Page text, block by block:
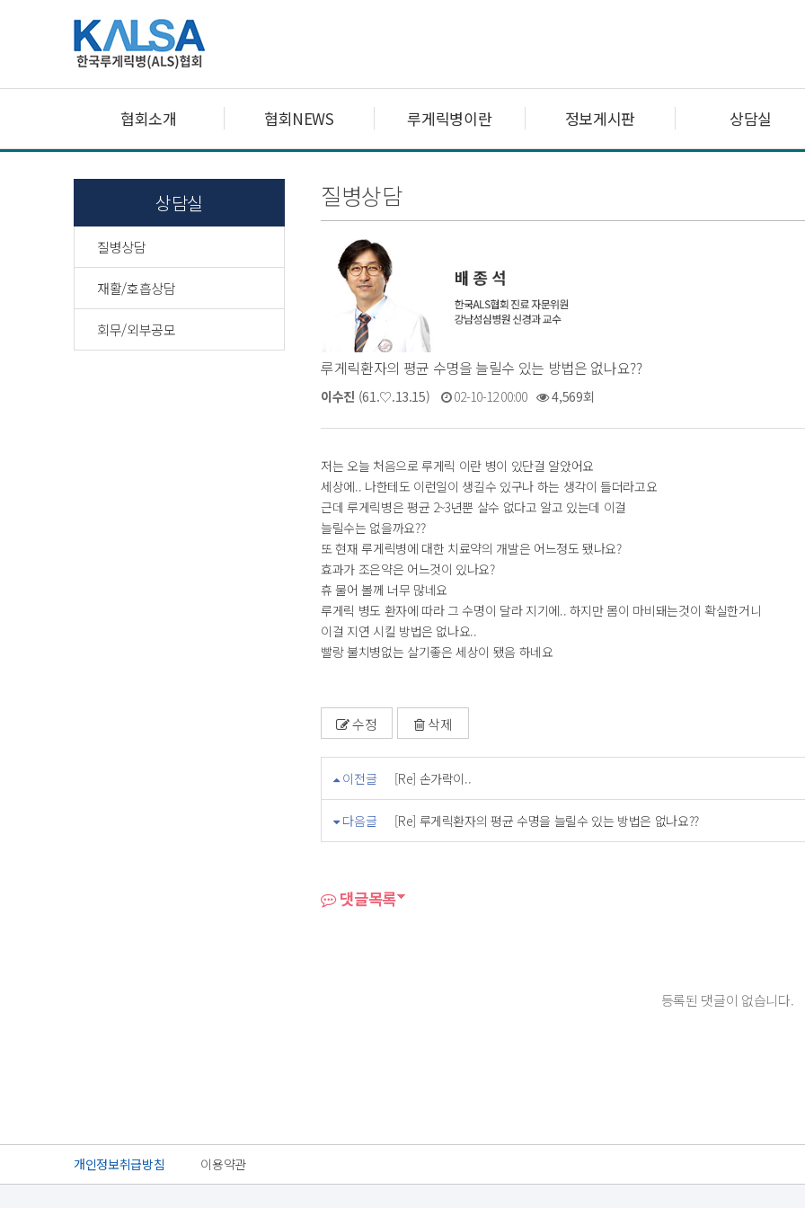
협회소개 협회NEWS 루게릭병이란 정보게시판 상담실
상담실
질병상담
재활/호흡상담
회무/외부공모
질병상담
루게릭환자의 평균 수명을 늘릴수 있는 방법은 없나요??
이수진 (61.♡.13.15) 02-10-12 00:00 4,569회
저는 오늘 처음으로 루게릭 이란 병이 있단걸 알았어요
세상에.. 나한테도 이런일이 생길수 있구나 하는 생각이 들더라고요
근데 루게릭병은 평균 2~3년뿐 살수 없다고 알고 있는데 이걸
늘릴수는 없을까요??
또 현재 루게릭병에 대한 치료약의 개발은 어느정도 됐나요?
효과가 조은약은 어느것이 있나요?
휴 물어 볼께 너무 많네요
루게릭 병도 환자에 따라 그 수명이 달라 지기에.. 하지만 몸이 마비돼는것이 확실한거니
이걸 지연 시킬 방법은 없나요..
빨랑 불치병없는 살기좋은 세상이 됐음 하네요
수정 삭제
이전글 [Re] 손가락이..
다음글 [Re] 루게릭환자의 평균 수명을 늘릴수 있는 방법은 없나요??
댓글목록
등록된 댓글이 없습니다.
개인정보취급방침 이용약관